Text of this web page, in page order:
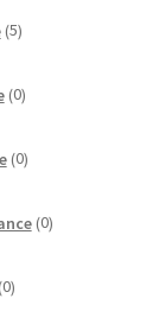
5izdelkov
0izdelkov
0izdelkov
0izdelkov
0izdelkov